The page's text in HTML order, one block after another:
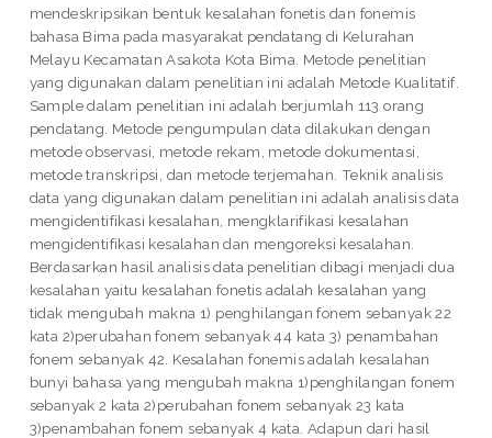
mendeskripsikan bentuk kesalahan fonetis dan fonemis
bahasa Bima pada masyarakat pendatang di Kelurahan
Melayu Kecamatan Asakota Kota Bima. Metode penelitian
yang digunakan dalam penelitian ini adalah Metode Kualitatif.
Sample dalam penelitian ini adalah berjumlah 113 orang
pendatang. Metode pengumpulan data dilakukan dengan
metode observasi, metode rekam, metode dokumentasi,
metode transkripsi, dan metode terjemahan. Teknik analisis
data yang digunakan dalam penelitian ini adalah analisis data
mengidentifikasi kesalahan, mengklarifikasi kesalahan
mengidentifikasi kesalahan dan mengoreksi kesalahan.
Berdasarkan hasil analisis data penelitian dibagi menjadi dua
kesalahan yaitu kesalahan fonetis adalah kesalahan yang
tidak mengubah makna 1) penghilangan fonem sebanyak 22
kata 2)perubahan fonem sebanyak 44 kata 3) penambahan
fonem sebanyak 42. Kesalahan fonemis adalah kesalahan
bunyi bahasa yang mengubah makna 1)penghilangan fonem
sebanyak 2 kata 2)perubahan fonem sebanyak 23 kata
3)penambahan fonem sebanyak 4 kata. Adapun dari hasil